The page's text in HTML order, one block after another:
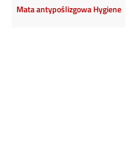
Mata antypoślizgowa Hygiene